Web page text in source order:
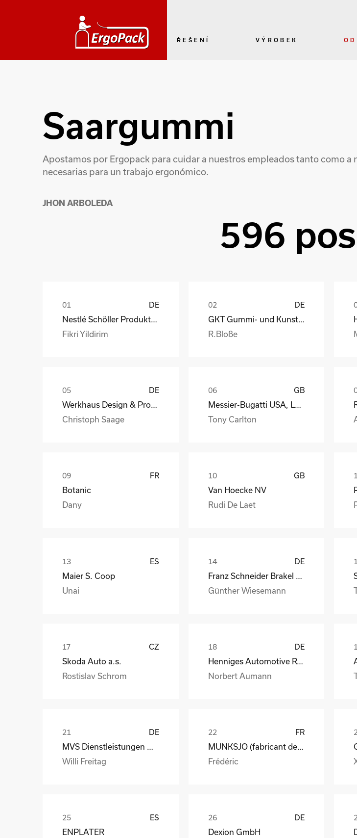
ŘEŠENÍ VÝROBEK
Saargummi
Apostamos por Ergopack para cuidar a nuestros empleados tanto como
necesarias para un trabajo ergonómico.
JHON ARBOLEDA
596
DE
Fikri Yildirim
DE
GKT Gummi- und Kunststofftechnik Fürstenwalde Gmb
R.Bloße
DE
Werkhaus Design & Produktion GmbH
Christoph Saage
GB
Messier-Bugatti USA, LLC
Tony Carlton
FR
Botanic
Dany
GB
Van Hoecke NV
Rudi De Laet
ES
Maier S. Coop
Unai
DE
Günther Wiesemann
CZ
Skoda Auto a.s.
Rostislav Schrom
DE
Henniges Automotive Rehburg GmbH Co.KG
Norbert Aumann
DE
Willi Freitag
FR
MUNKSJO (fabricant de papiers spéciaux)
Frédéric
ES
ENPLATER
DE
Dexion GmbH